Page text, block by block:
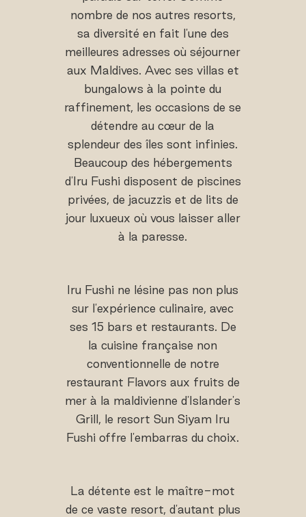
nombre de nos autres resorts,
sa diversité en fait l'une des
meilleures adresses où séjourner
aux Maldives. Avec ses villas et
bungalows à la pointe du
raffinement, les occasions de se
détendre au cœur de la
splendeur des îles sont infinies.
Beaucoup des hébergements
d'Iru Fushi disposent de piscines
privées, de jacuzzis et de lits de
jour luxueux où vous laisser aller
à la paresse.
Iru Fushi ne lésine pas non plus
sur l'expérience culinaire, avec
ses 15 bars et restaurants. De
la cuisine française non
conventionnelle de notre
restaurant Flavors aux fruits de
mer à la maldivienne d'Islander's
Grill, le resort Sun Siyam Iru
Fushi offre l'embarras du choix.
La détente est le maître-mot
de ce vaste resort, d'autant plus